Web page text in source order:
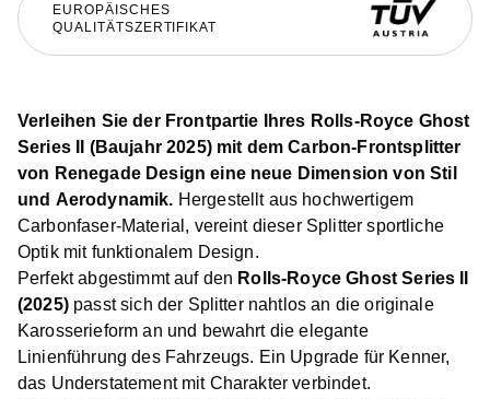
EUROPÄISCHES
QUALITÄTSZERTIFIKAT
Verleihen Sie der Frontpartie Ihres Rolls-Royce Ghost
Series II (Baujahr 2025) mit dem Carbon-Frontsplitter
von Renegade Design eine neue Dimension von Stil
und Aerodynamik. Hergestellt aus hochwertigem
Carbonfaser-Material, vereint dieser Splitter sportliche
Optik mit funktionalem Design.
Perfekt abgestimmt auf den Rolls-Royce Ghost Series II
(2025)passt sich der Splitter nahtlos an die originale
Karosserieform an und bewahrt die elegante
Linienführung des Fahrzeugs. Ein Upgrade für Kenner,
das Understatement mit Charakter verbindet.